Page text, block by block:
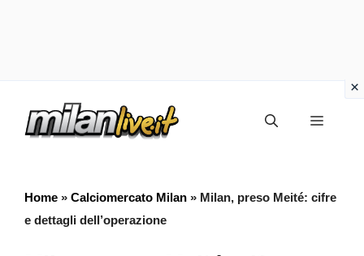
Menu
Home » Calciomercato Milan » Milan, preso Meité: cifre
e dettagli dell’operazione